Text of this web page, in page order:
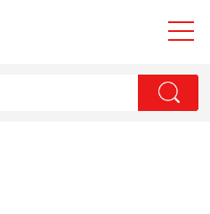
爱视频,
2023,